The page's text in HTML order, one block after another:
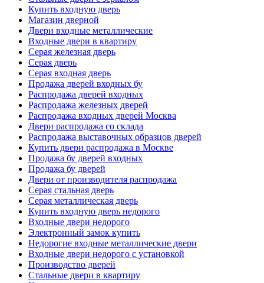
Купить входную дверь
Магазин дверной
Двери входные металлические
Входные двери в квартиру
Серая железная дверь
Серая дверь
Серая входная дверь
Продажа дверей входных бу
Распродажа дверей входных
Распродажа железных дверей
Распродажа входных дверей Москва
Двери распродажа со склада
Распродажа выставочных образцов дверей
Купить двери распродажа в Москве
Продажа бу дверей входных
Продажа бу дверей
Двери от производителя распродажа
Серая стальная дверь
Серая металлическая дверь
Купить входную дверь недорого
Входные двери недорого
Электронный замок купить
Недорогие входные металлические двери
Входные двери недорого с установкой
Производство дверей
Стальные двери в квартиру